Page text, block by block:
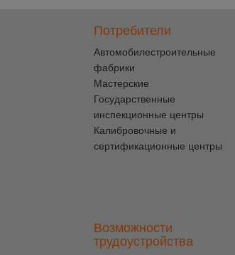
Потребители
Автомобилестроительные
фабрики
Мастерские
Государственные
инспекционные центры
Калибровочные и
сертификационные центры
Возможности
трудоустройства